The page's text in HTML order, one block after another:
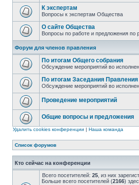
К экспертам
Вопросы к экспертам Общества
О сайте Общества
Вопросы по работе и предложения по
Форум для членов правления
По итогам Общего собрания
Обсуждение мероприятий во
По итогам Заседания Правления
Обсуждение мероприятий во
Проведение мероприятий
Общие вопросы и предложения
Удалить cookies конференции | Наша команда
Список форумов
Кто сейчас на конференции
Всего посетителей: 25 , из них
Больше всего посетителей (2166)